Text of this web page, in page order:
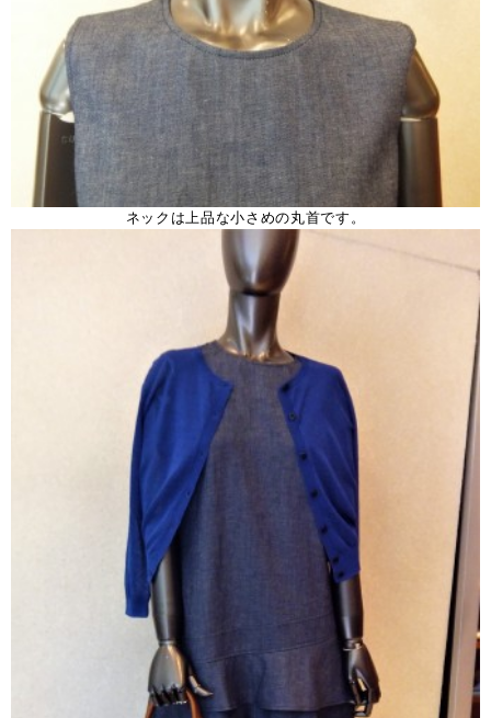
ネックは上品な小さめの丸首です。